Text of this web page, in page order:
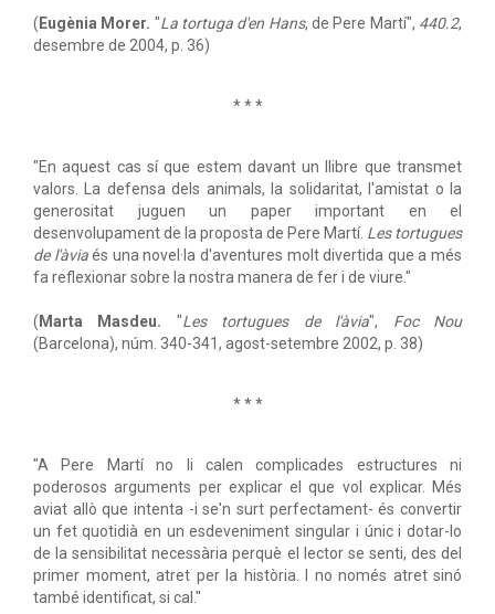
( Eugènia Morer. "La tortuga d'en Hans, de Pere Martí", 440.2,
desembre de 2004, p. 36)
* * *
"En aquest cas sí que estem davant un llibre que transmet
valors. La defensa dels animals, la solidaritat, l'amistat o la
generositat juguen un paper important en el
desenvolupament de la proposta de Pere Martí. Les tortugues
de l'àviaés una novel·la d'aventures molt divertida que a més
fa reflexionar sobre la nostra manera de fer i de viure."
( Marta Masdeu. "Les tortugues de l'àvia", Foc Nou
(Barcelona), núm. 340-341, agost-setembre 2002, p. 38)
* * *
"A Pere Martí no li calen complicades estructures ni
poderosos arguments per explicar el que vol explicar. Més
aviat allò que intenta -i se'n surt perfectament- és convertir
un fet quotidià en un esdeveniment singular i únic i dotar-lo
de la sensibilitat necessària perquè el lector se senti, des del
primer moment, atret per la història. I no només atret sinó
també identificat, si cal."